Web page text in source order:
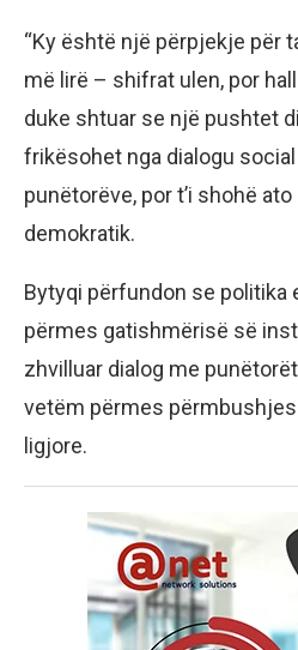
“Ky është një përpjekje për
më lirë – shifrat ulen, por
duke shtuar se një pushtet
frikësohet nga dialogu
punëtorëve, por t’i shohë
demokratik.
Bytyqi përfundon se politika
përmes gatishmërisë së
zhvilluar dialog me
vetëm përmes
ligjore.